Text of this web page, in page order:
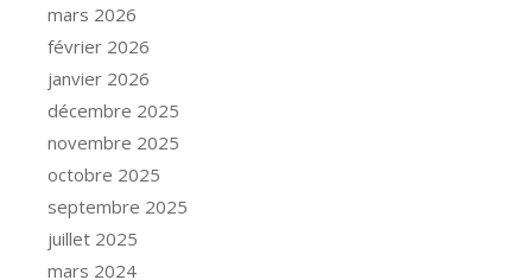
mars 2026
février 2026
janvier 2026
décembre 2025
novembre 2025
octobre 2025
septembre 2025
juillet 2025
mars 2024